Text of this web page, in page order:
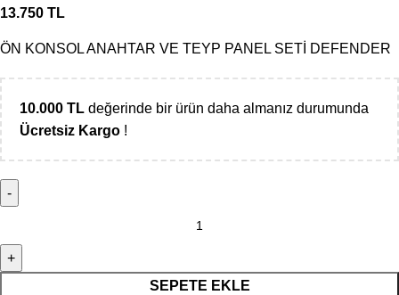
13.750 TL
ÖN KONSOL ANAHTAR VE TEYP PANEL SETİ DEFENDER
10.000 TL değerinde bir ürün daha almanız durumunda
Ücretsiz Kargo !
SEPETE EKLE